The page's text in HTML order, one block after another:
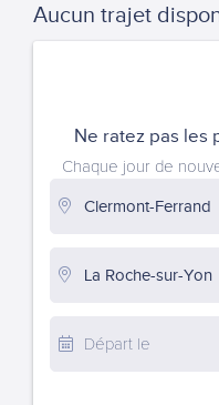
Aucun trajet
Ne ratez pas les
Chaque jour de